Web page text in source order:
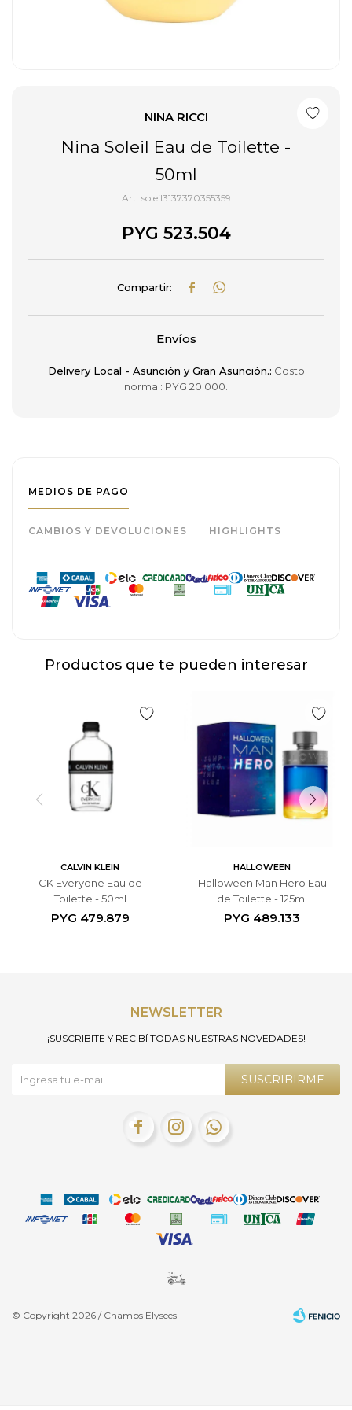
NINA RICCI
Nina Soleil Eau de Toilette -
50ml
soleil3137370355359
PYG 523.504
 
Envíos
Delivery Local - Asunción y Gran Asunción.: Costo
normal: PYG 20.000.
MEDIOS DE PAGO
CAMBIOS Y DEVOLUCIONES HIGHLIGHTS
Productos que te pueden interesar
CALVIN KLEIN
CK Everyone Eau de
Toilette - 50ml
PYG 479.879
HALLOWEEN
Halloween Man Hero Eau
de Toilette - 125ml
PYG 489.133
NEWSLETTER
¡SUSCRIBITE Y RECIBÍ TODAS NUESTRAS NOVEDADES!
SUSCRIBIRME
  
© Copyright 2026 / Champs Elysees